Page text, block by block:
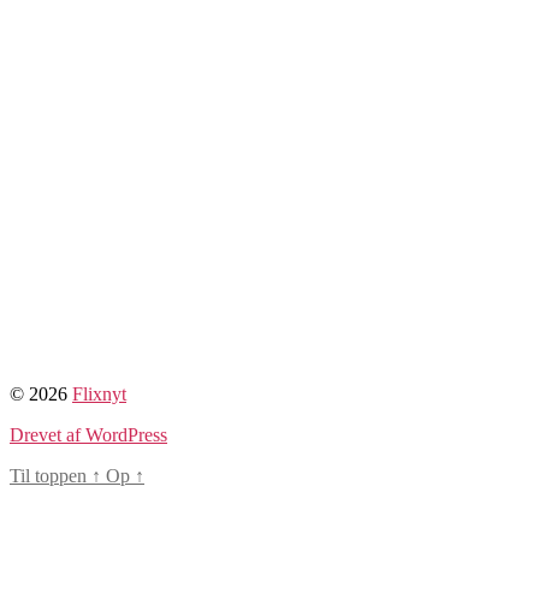
© 2026 Flixnyt
Drevet af WordPress
Til toppen ↑ Op ↑